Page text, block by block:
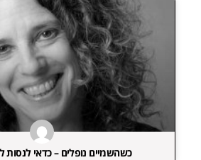
כשהשמיים נופלים – כדאי לנסות